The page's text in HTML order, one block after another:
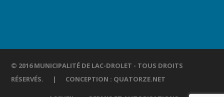
© 2016 MUNICIPALITÉ DE LAC-DROLET - TOUS DROITS
RÉSERVÉS. | CONCEPTION : QUATORZE.NET